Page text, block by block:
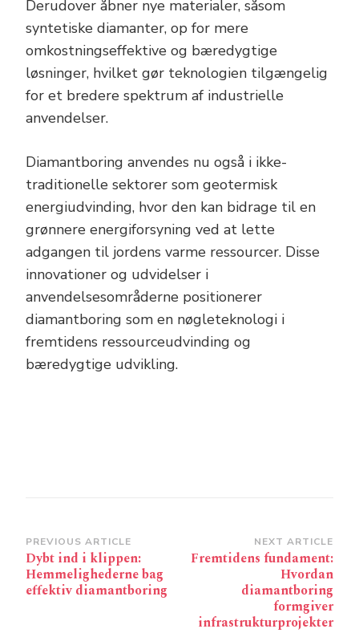
Derudover åbner nye materialer, såsom
syntetiske diamanter, op for mere
omkostningseffektive og bæredygtige
løsninger, hvilket gør teknologien tilgængelig
for et bredere spektrum af industrielle
anvendelser.
Diamantboring anvendes nu også i ikke-
traditionelle sektorer som geotermisk
energiudvinding, hvor den kan bidrage til en
grønnere energiforsyning ved at lette
adgangen til jordens varme ressourcer. Disse
innovationer og udvidelser i
anvendelsesområderne positionerer
diamantboring som en nøgleteknologi i
fremtidens ressourceudvinding og
bæredygtige udvikling.
Post
Navigation
PREVIOUS ARTICLE
Dybt ind i klippen:
Hemmelighederne bag
effektiv diamantboring
NEXT ARTICLE
Fremtidens fundament:
Hvordan
diamantboring
formgiver
infrastrukturprojekter